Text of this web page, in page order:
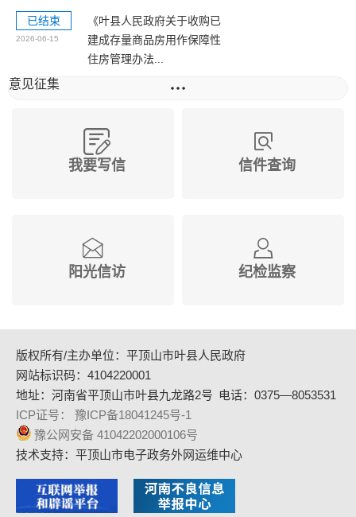
已结束
2026-06-15
《叶县人民政府关于收购已
建成存量商品房用作保障性
住房管理办法...
意见征集
我要写信 信件查询
阳光信访 纪检监察
版权所有/主办单位：平顶山市叶县人民政府
网站标识码：4104220001
地址：河南省平顶山市叶县九龙路2号 电话：0375—8053531
ICP证号： 豫ICP备18041245号-1
豫公网安备 41042202000106号
技术支持：平顶山市电子政务外网运维中心